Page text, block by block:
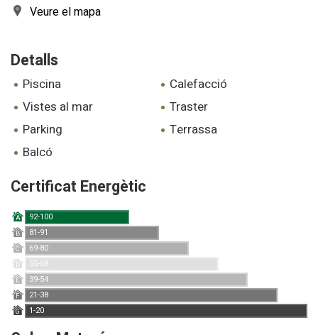
Veure el mapa
Detalls
piscina
calefacció
vistes al mar
traster
parking
terrassa
balcó
Certificat Energètic
A 92-100
B 81-91
C 69-80
D 55-68
E 39-54
F 21-38
G 1-20